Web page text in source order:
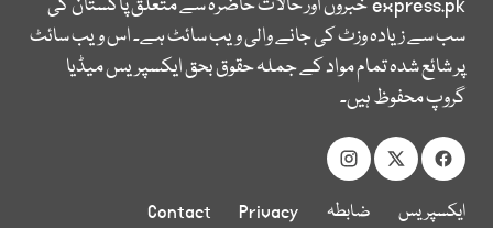
express.pkخبروں اور حالات حاضرہ سے متعلق پاکستان کی
سب سے زیادہ وزٹ کی جانے والی ویب سائٹ ہے۔ اس ویب سائٹ
پر شائع شدہ تمام مواد کے جملہ حقوق بحق ایکسپریس میڈیا
گروپ محفوظ ہیں۔
ایکسپریس
ضابطہ
Privacy
Contact